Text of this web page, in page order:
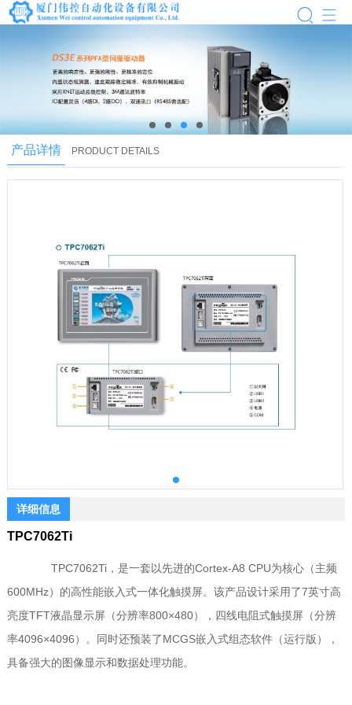
产品详情 PRODUCT DETAILS
详细信息
TPC7062Ti
TPC7062Ti，是一套以先进的Cortex-A8 CPU为核心（主频
600MHz）的高性能嵌入式一体化触摸屏。该产品设计采用了7英寸高
亮度TFT液晶显示屏（分辨率800×480），四线电阻式触摸屏（分辨
率4096×4096）。同时还预装了MCGS嵌入式组态软件（运行版），
具备强大的图像显示和数据处理功能。